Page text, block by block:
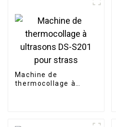
Machine de
thermocollage à